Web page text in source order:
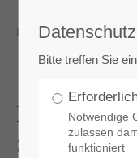
Login
Bitte treffen Sie
Notwendige
zulassen
funktioniert